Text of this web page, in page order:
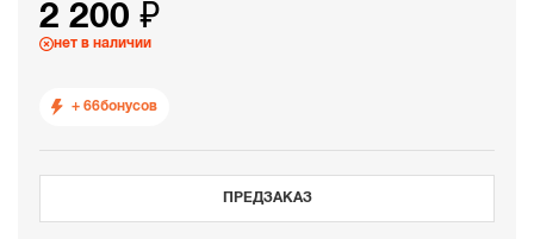
2 200 ₽
нет в наличии
+ 66бонусов
ПРЕДЗАКАЗ